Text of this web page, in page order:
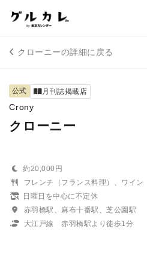
クローニーの詳細に戻る
公式 月刊誌掲載店
Crony
クローニー
約20,000円
フレンチ（フランス料理）、ワイン
日曜日を中心に不定休
赤羽橋駅、麻布十番駅、芝公園駅
大江戸線 赤羽橋駅より徒歩1分